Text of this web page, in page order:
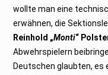
wollte man eine
erwähnen, die
Reinhold „Monti“
Abwehrspielern
Deutschen glaubten, es